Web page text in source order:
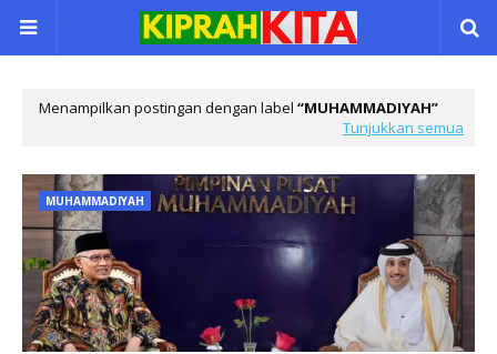
Menampilkan postingan dengan label
MUHAMMADIYAH
Tunjukkan semua
MUHAMMADIYAH